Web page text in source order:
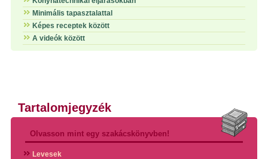
Minimális tapasztalattal
Képes receptek között
A videók között
Tartalomjegyzék
Olvasson mint egy szakácskönyvben!
Levesek